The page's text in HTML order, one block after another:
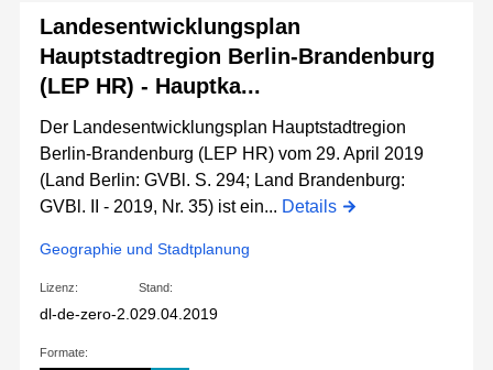
Landesentwicklungsplan
Hauptstadtregion Berlin-Brandenburg
(LEP HR) - Hauptka...
Der Landesentwicklungsplan Hauptstadtregion
Berlin-Brandenburg (LEP HR) vom 29. April 2019
(Land Berlin: GVBl. S. 294; Land Brandenburg:
GVBl. II - 2019, Nr. 35) ist ein... Details
Geographie und Stadtplanung
Lizenz:
dl-de-zero-2.0
Stand:
29.04.2019
Formate: